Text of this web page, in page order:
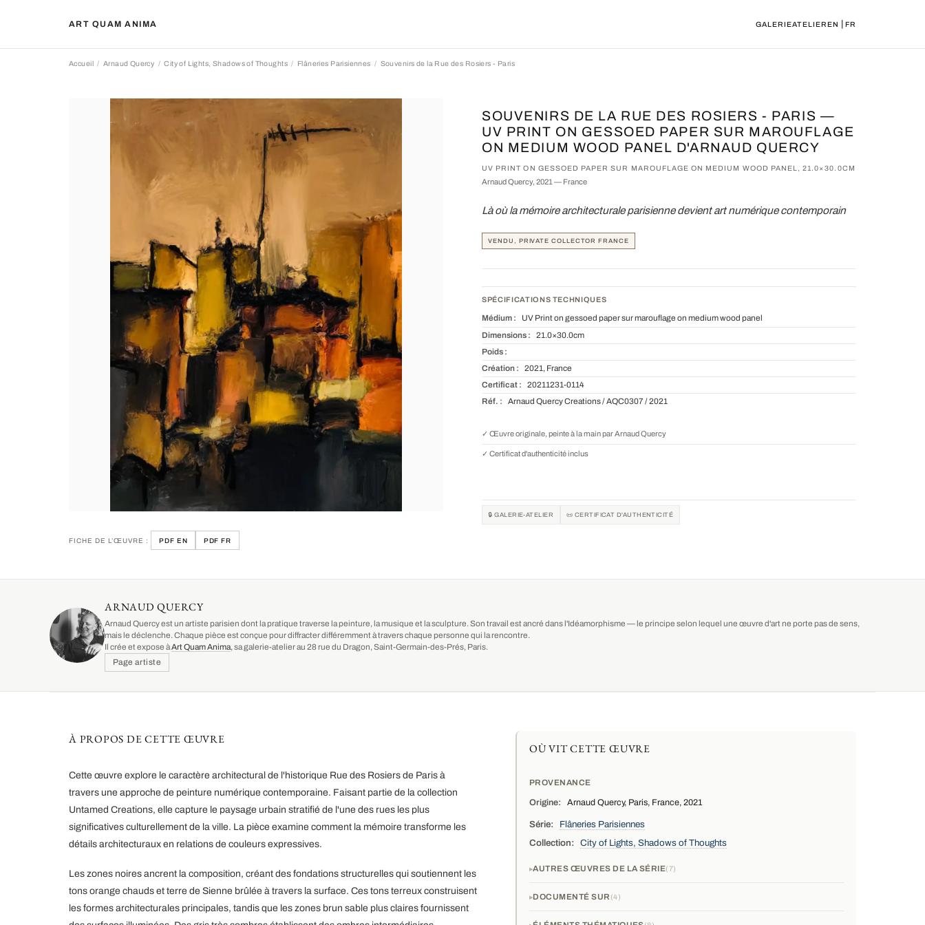
ART QUAM ANIMA GALERIEATELIEREN FR
Accueil Arnaud Quercy City of Lights, Shadows of Thoughts Flâneries Parisiennes Souvenirs de la Rue des Rosiers - Paris
FICHE DE L’ŒUVRE : PDF EN PDF FR
SOUVENIRS DE LA RUE DES ROSIERS - PARIS —
UV PRINT ON GESSOED PAPER SUR MAROUFLAGE
ON MEDIUM WOOD PANEL D'ARNAUD QUERCY
UV PRINT ON GESSOED PAPER SUR MAROUFLAGE ON MEDIUM WOOD PANEL, 21.0×30.0CM
Arnaud Quercy, 2021 — France
Là où la mémoire architecturale parisienne devient art numérique contemporain
VENDU, PRIVATE COLLECTOR FRANCE
SPÉCIFICATIONS TECHNIQUES
Médium : UV Print on gessoed paper sur marouflage on medium wood panel
Dimensions : 21.0×30.0cm
Poids :
Création : 2021, France
Certificat : 20211231-0114
Réf. : Arnaud Quercy Creations / AQC0307 / 2021
✓ Œuvre originale, peinte à la main par Arnaud Quercy
✓ Certificat d'authenticité inclus
🔒 GALERIE-ATELIER 📜 CERTIFICAT D'AUTHENTICITÉ
ARNAUD QUERCY
Arnaud Quercy est un artiste parisien dont la pratique traverse la peinture, la musique et la sculpture. Son travail est ancré dans l'Idéamorphisme — le principe selon lequel une œuvre d'art ne porte pas de sens,
mais le déclenche. Chaque pièce est conçue pour diffracter différemment à travers chaque personne qui la rencontre.
Il crée et expose àArt Quam Anima, sa galerie-atelier au 28 rue du Dragon, Saint-Germain-des-Prés, Paris.
Page artiste
À PROPOS DE CETTE ŒUVRE
Cette œuvre explore le caractère architectural de l'historique Rue des Rosiers de Paris à
travers une approche de peinture numérique contemporaine. Faisant partie de la collection
Untamed Creations, elle capture le paysage urbain stratifié de l'une des rues les plus
significatives culturellement de la ville. La pièce examine comment la mémoire transforme les
détails architecturaux en relations de couleurs expressives.
Les zones noires ancrent la composition, créant des fondations structurelles qui soutiennent les
tons orange chauds et terre de Sienne brûlée à travers la surface. Ces tons terreux construisent
les formes architecturales principales, tandis que les zones brun sable plus claires fournissent
OÙ VIT CETTE ŒUVRE
PROVENANCE
Origine: Arnaud Quercy, Paris, France, 2021
Série:
Flâneries Parisiennes
Collection:
City of Lights, Shadows of Thoughts
AUTRES ŒUVRES DE LA SÉRIE 7
DOCUMENTÉ SUR 4